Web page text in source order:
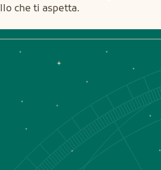
che ti aspetta.